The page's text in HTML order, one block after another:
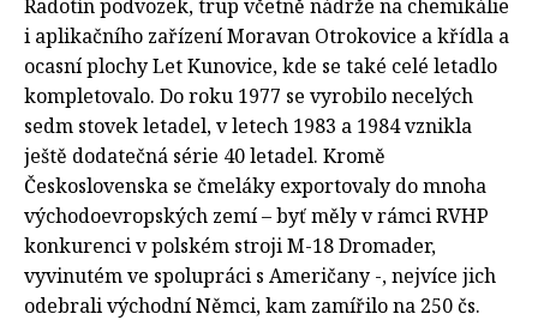
Radotín podvozek, trup včetně nádrže na chemikálie
i aplikačního zařízení Moravan Otrokovice a křídla a
ocasní plochy Let Kunovice, kde se také celé letadlo
kompletovalo. Do roku 1977 se vyrobilo necelých
sedm stovek letadel, v letech 1983 a 1984 vznikla
ještě dodatečná série 40 letadel. Kromě
Československa se čmeláky exportovaly do mnoha
východoevropských zemí – byť měly v rámci RVHP
konkurenci v polském stroji M-18 Dromader,
vyvinutém ve spolupráci s Američany -, nejvíce jich
odebrali východní Němci, kam zamířilo na 250 čs.